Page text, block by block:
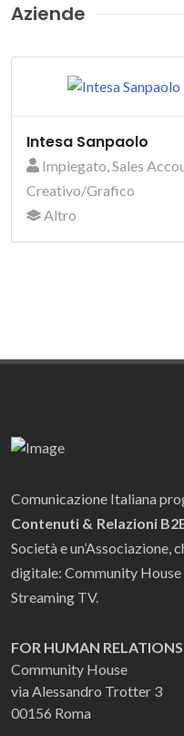
Aziende
Intesa Sanpaolo
Impiegato, Sales
Creativo/Grafico
Altro
Comunicazione Italiana
Contenuti & Relazioni
Società e un’Associazione,
digitale: Community
Streaming TV.
FOR HUMAN
Community House
via Alessandro Trotter 3
00156 Roma